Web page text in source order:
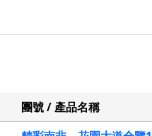
團號 / 產品名稱